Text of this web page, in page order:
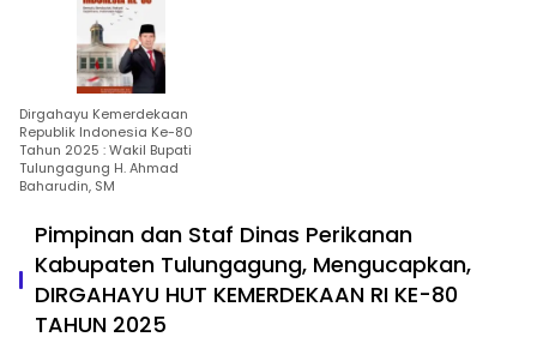
Dirgahayu Kemerdekaan
Republik Indonesia Ke-80
Tahun 2025 : Wakil Bupati
Tulungagung H. Ahmad
Baharudin, SM
Pimpinan dan Staf Dinas Perikanan
Kabupaten Tulungagung, Mengucapkan,
DIRGAHAYU HUT KEMERDEKAAN RI KE-80
TAHUN 2025